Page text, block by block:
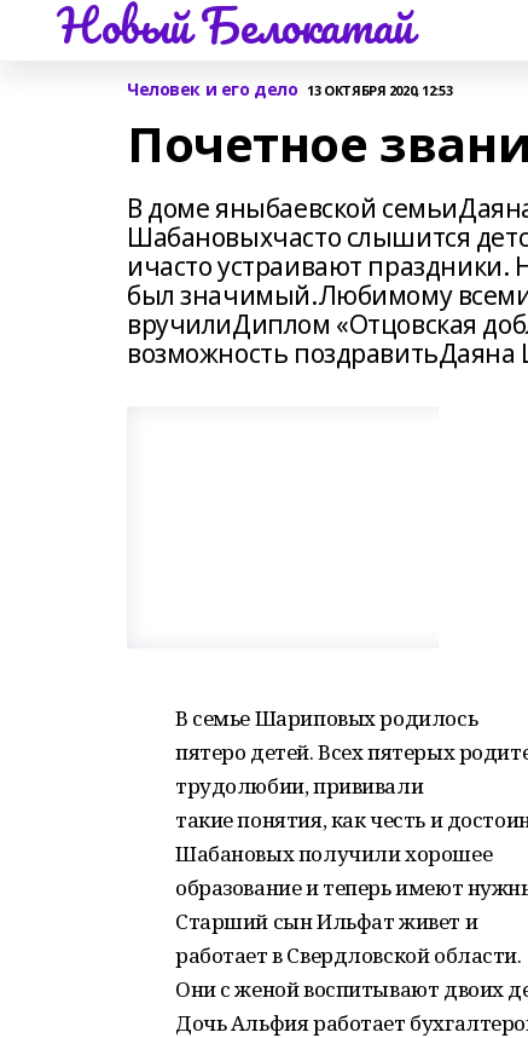
Новый Белокатай
Человек и его дело 13 ОКТЯБРЯ 2020, 12:53
Почетное
В доме яныбаевской
Шабановыхчасто слышится
ичасто устраивают праздники.
был значимый.Любимому всеми
вручилиДиплом «Отцовская
возможность
В семье Шариповых родилось
пятеро детей. Всех пятерых
трудолюбии, прививали
такие понятия, как честь и
Шабановых получили хорошее
образование и теперь имеют
Старший сын Ильфат живет и
работает в Свердловской области.
Они с женой воспитывают двоих
Дочь Альфия работает